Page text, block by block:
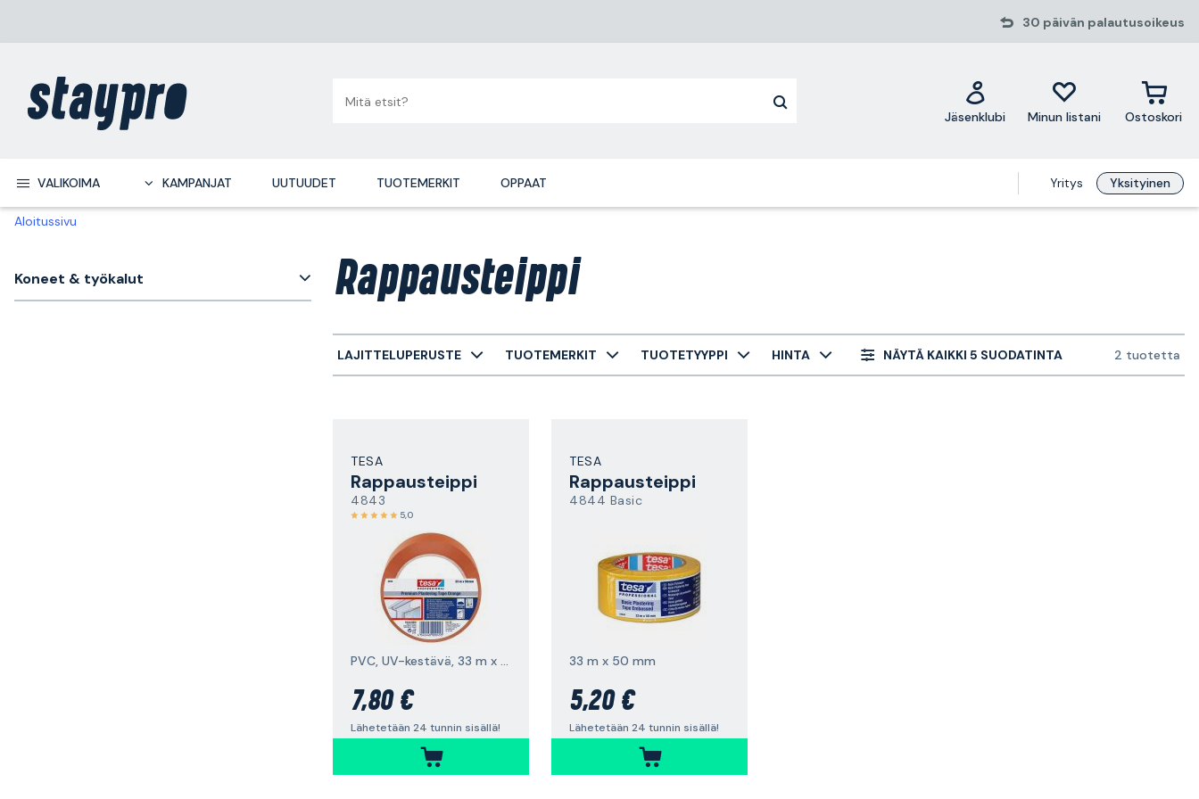
30 päivän palautusoikeus
Jäsenklubi Minun listani Ostoskori
VALIKOIMA KAMPANJAT UUTUUDET TUOTEMERKIT OPPAAT Yritys Yksityinen
Aloitussivu
Koneet & työkalut Rappausteippi
LAJITTELUPERUSTE TUOTEMERKIT TUOTETYYPPI HINTA NÄYTÄ KAIKKI 5 SUODATINTA 2 tuotetta
TESA
Rappausteippi
4843
5,0
PVC, UV-kestävä, 33 m x 50 mm, oranssi
7,80 €
Lähetetään 24 tunnin sisällä!
TESA
Rappausteippi
4844 Basic
33 m x 50 mm
5,20 €
Lähetetään 24 tunnin sisällä!